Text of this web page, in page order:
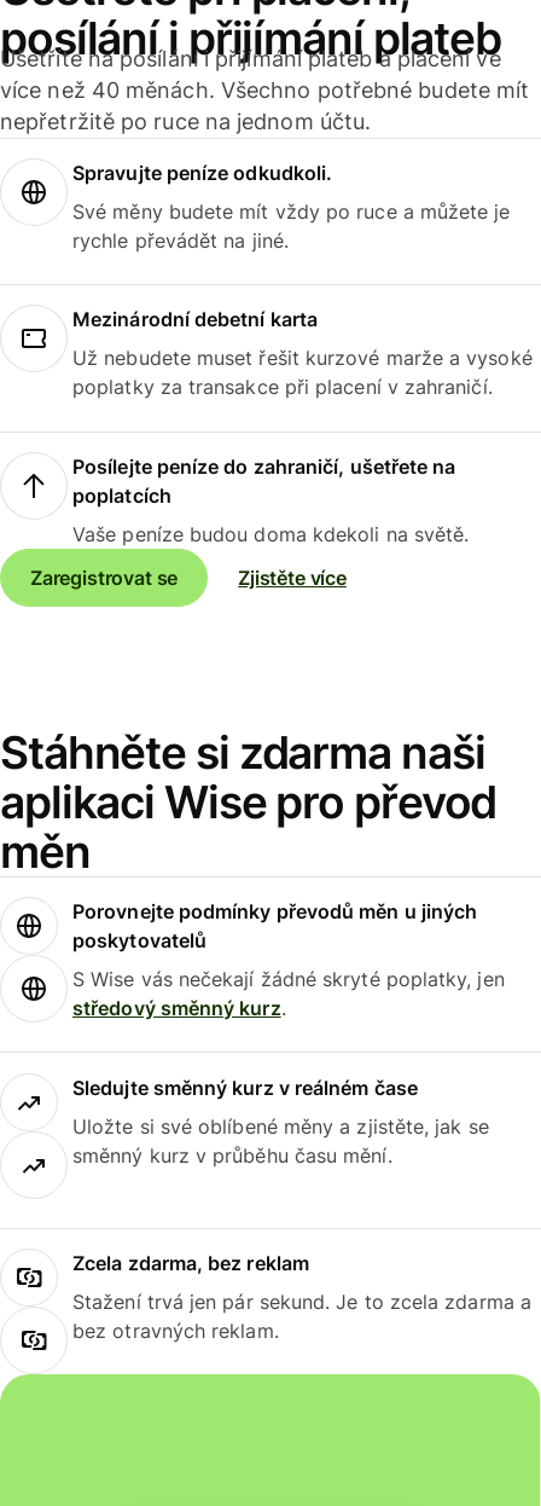
posílání i přijímání plateb
Ušetříte na posílání i přijímání plateb a placení ve
více než 40 měnách. Všechno potřebné budete mít
nepřetržitě po ruce na jednom účtu.
Spravujte peníze odkudkoli.
Své měny budete mít vždy po ruce a můžete je
rychle převádět na jiné.
Mezinárodní debetní karta
Už nebudete muset řešit kurzové marže a vysoké
poplatky za transakce při placení v zahraničí.
Posílejte peníze do zahraničí, ušetřete na
poplatcích
Vaše peníze budou doma kdekoli na světě.
Zaregistrovat se
Zjistěte více
Stáhněte si zdarma naši
aplikaci Wise pro převod
měn
Porovnejte podmínky převodů měn u jiných
poskytovatelů
S Wise vás nečekají žádné skryté poplatky, jen
středový směnný kurz.
Sledujte směnný kurz v reálném čase
Uložte si své oblíbené měny a zjistěte, jak se
směnný kurz v průběhu času mění.
Zcela zdarma, bez reklam
Stažení trvá jen pár sekund. Je to zcela zdarma a
bez otravných reklam.